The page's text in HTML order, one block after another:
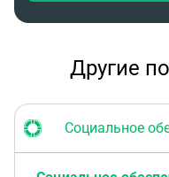
Другие
Социальное